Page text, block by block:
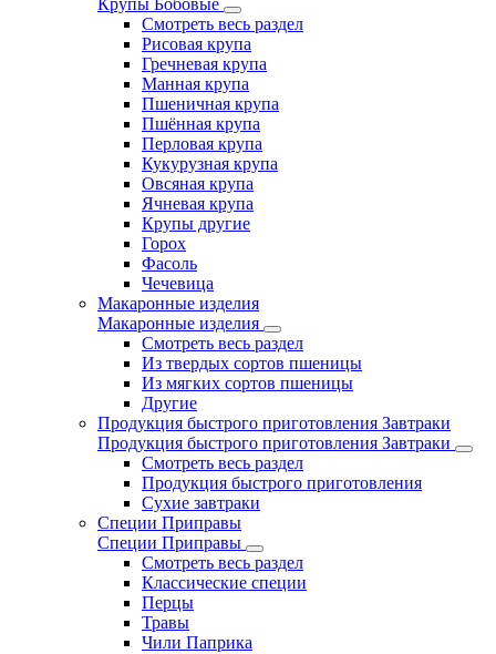
Крупы Бобовые
Смотреть весь раздел
Рисовая крупа
Гречневая крупа
Манная крупа
Пшеничная крупа
Пшённая крупа
Перловая крупа
Кукурузная крупа
Овсяная крупа
Ячневая крупа
Крупы другие
Горох
Фасоль
Чечевица
Макаронные изделия
Макаронные изделия
Смотреть весь раздел
Из твердых сортов пшеницы
Из мягких сортов пшеницы
Другие
Продукция быстрого приготовления Завтраки
Продукция быстрого приготовления Завтраки
Смотреть весь раздел
Продукция быстрого приготовления
Сухие завтраки
Специи Приправы
Специи Приправы
Смотреть весь раздел
Классические специи
Перцы
Травы
Чили Паприка